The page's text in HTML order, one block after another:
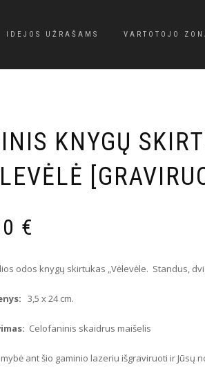
IDEJOS UŽRAŠAMS VARTOTOJO
KNYGŲ
€
odos knygų skirtukas „Vėlevėle. Standus,
: 3,5 x 24 cm.
Celofaninis skaidrus maišelis
ant šio gaminio lazeriu išgraviruoti ir Jūsų